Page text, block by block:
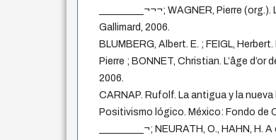
_________¬¬¬; WAGNER, Pierre (org.).
Gallimard, 2006.
BLUMBERG, Albert. E. ; FEIGL,
Pierre ; BONNET, Christian. L’âge d’or
2006.
CARNAP. Rufolf. La antigua y la
Positivismo lógico. México: Fondo de
_________¬; NEURATH, O., HAHN,